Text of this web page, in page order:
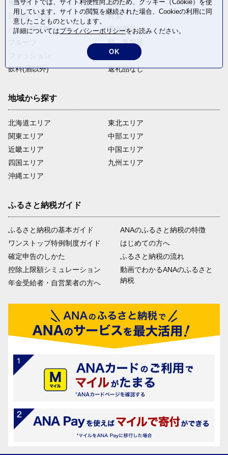
魚介類
麺類
日用品・雑貨
野菜
パン・菓子類
電化製品
卵・乳製品
米・穀物
飲料(酒以外)
返礼品なし
地域から探す
北海道エリア
関東エリア
近畿エリア
四国エリア
沖縄エリア
東北エリア
中部エリア
中国エリア
九州エリア
ふるさと納税ガイド
ふるさと納税の基本ガイド
ワンストップ特例制度ガイド
確定申告のしかた
控除上限額シミュレーション
年金受給者・自営業者の方へ
ANAのふるさと納税の特徴
はじめての方へ
ふるさと納税の流れ
動画でわかるANAのふるさと
納税
当サイトでは、サイト利便性向上のため、クッキー（Cookie）を使
用しています。サイトの閲覧を継続された場合、Cookieの利用に同
意したことものといたします。
詳細についてはプライバシーポリシーをお読みください。
OK